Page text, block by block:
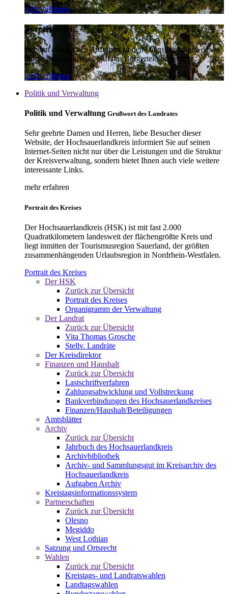
mehr erfahren
Bürgertelefon
Bei den alltäglichen Anfragen zu den Dienstleistungen des
Hochsauerlandkreises hilft das Bürgertelefon weiter.
mehr erfahren
Politik und Verwaltung
Politik und Verwaltung Grußwort des Landrates
Sehr geehrte Damen und Herren, liebe Besucher dieser
Website, der Hochsauerlandkreis informiert Sie auf seinen
Internet-Seiten nicht nur über die Leistungen und die Struktur
der Kreisverwaltung, sondern bietet Ihnen auch viele weitere
interessante Links.
mehr erfahren
Portrait des Kreises
Der Hochsauerlandkreis (HSK) ist mit fast 2.000
Quadratkilometern landesweit der flächengrößte Kreis und
liegt inmitten der Tourismusregion Sauerland, der größten
zusammenhängenden Urlaubsregion in Nordrhein-Westfalen.
Portrait des Kreises
Der HSK
Zurück zur Übersicht
Portrait des Kreises
Organigramm der Verwaltung
Der Landrat
Zurück zur Übersicht
Vita Thomas Grosche
Stellv. Landräte
Der Kreisdirektor
Finanzen und Haushalt
Zurück zur Übersicht
Lastschriftverfahren
Zahlungsabwicklung und Vollstreckung
Bankverbindungen des Hochsauerlandkreises
Finanzen/Haushalt/Beteiligungen
Amtsblätter
Archiv
Zurück zur Übersicht
Jahrbuch des Hochsauerlandkreis
Archivbibliothek
Archiv- und Sammlungsgut im Kreisarchiv des
Hochsauerlandkreis
Aufgaben Archiv
Kreistagsinformationssystem
Partnerschaften
Zurück zur Übersicht
Olesno
Megiddo
West Lothian
Satzung und Ortsrecht
Wahlen
Zurück zur Übersicht
Kreistags- und Landratswahlen
Landtagswahlen